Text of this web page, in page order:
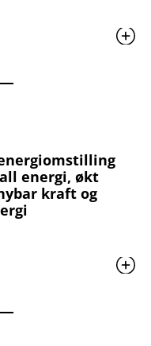
energi, økt
kraft og